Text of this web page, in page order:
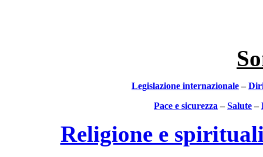
Legislazione internazionale–
Pace e sicurezza –Salute–
Religione e